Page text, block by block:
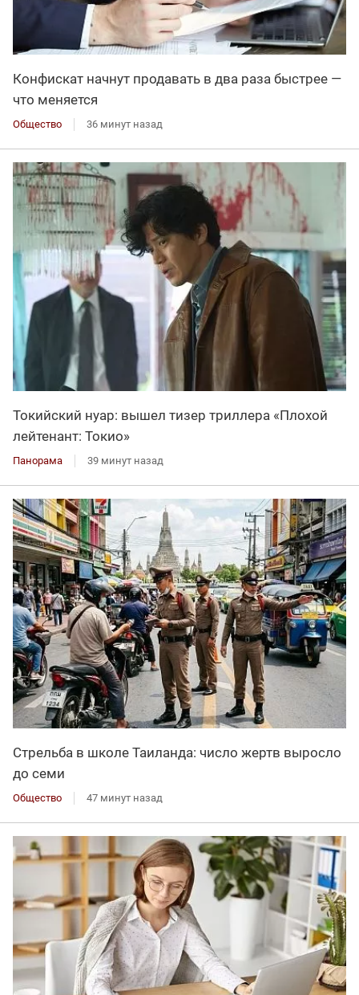
Конфискат начнут продавать в два раза быстрее —
что меняется
Общество 36 минут назад
Токийский нуар: вышел тизер триллера «Плохой
лейтенант: Токио»
Панорама 39 минут назад
Стрельба в школе Таиланда: число жертв выросло
до семи
Общество 47 минут назад